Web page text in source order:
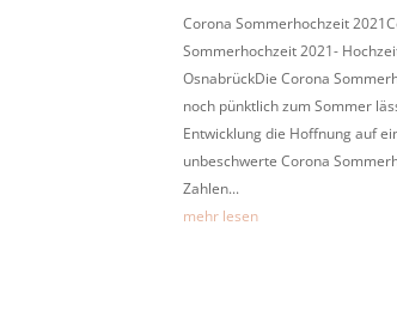
Corona Sommerhochzeit
Sommerhochzeit 2021-
OsnabrückDie Corona
noch pünktlich zum Sommer
Entwicklung die Hoffnung auf
unbeschwerte Corona
Zahlen...
mehr lesen